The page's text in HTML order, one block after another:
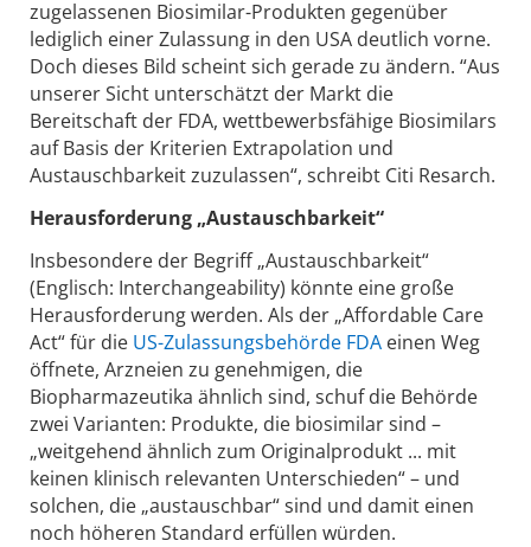
zugelassenen Biosimilar-Produkten gegenüber
lediglich einer Zulassung in den USA deutlich vorne.
Doch dieses Bild scheint sich gerade zu ändern. “Aus
unserer Sicht unterschätzt der Markt die
Bereitschaft der FDA, wettbewerbsfähige Biosimilars
auf Basis der Kriterien Extrapolation und
Austauschbarkeit zuzulassen“, schreibt Citi Resarch.
Herausforderung „Austauschbarkeit“
Insbesondere der Begriff „Austauschbarkeit“
(Englisch: Interchangeability) könnte eine große
Herausforderung werden. Als der „Affordable Care
Act“ für die US-Zulassungsbehörde FDA einen Weg
öffnete, Arzneien zu genehmigen, die
Biopharmazeutika ähnlich sind, schuf die Behörde
zwei Varianten: Produkte, die biosimilar sind –
„weitgehend ähnlich zum Originalprodukt ... mit
keinen klinisch relevanten Unterschieden“ – und
solchen, die „austauschbar“ sind und damit einen
noch höheren Standard erfüllen würden.